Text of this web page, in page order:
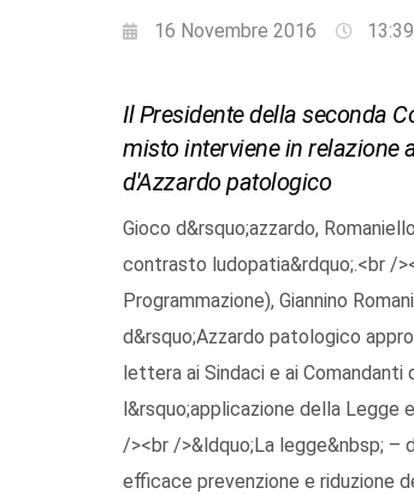
16 Novembre 2016 13:39
Il Presidente della seconda
misto interviene in relazione
d'Azzardo patologico
Gioco d&rsquo;azzardo,
contrasto ludopatia&rdquo;.<br /
Programmazione), Giannino
d&rsquo;Azzardo patologico
lettera ai Sindaci e ai
l&rsquo;applicazione della Legge
/><br />&ldquo;La legge&nbsp; –
efficace prevenzione e riduzione